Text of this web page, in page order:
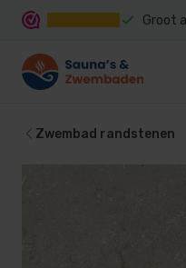
Groot
Zwembad randstenen